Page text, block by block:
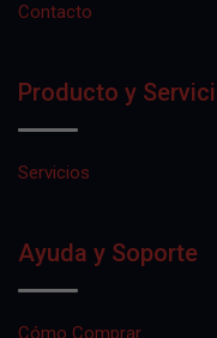
Contacto
Producto y
Servicios
Ayuda y Soporte
Cómo Comprar